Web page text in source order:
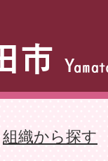
組織から探す